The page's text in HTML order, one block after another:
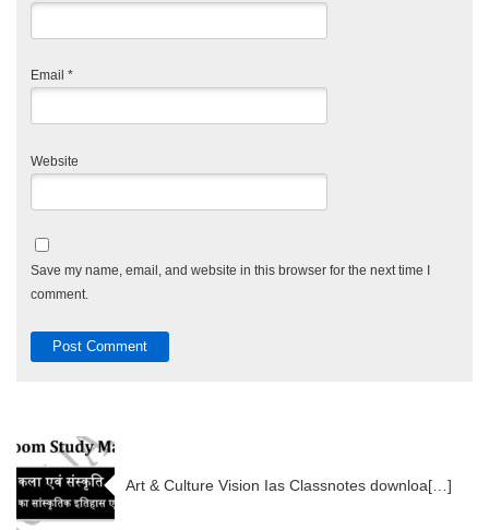
Email *
Website
Save my name, email, and website in this browser for the next time I
comment.
Art & Culture Vision Ias Classnotes downloa[…]